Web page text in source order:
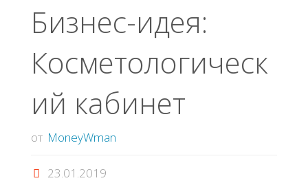
Бизнес-идея:
Косметологическ
ий кабинет
от MoneyWman
23.01.2019